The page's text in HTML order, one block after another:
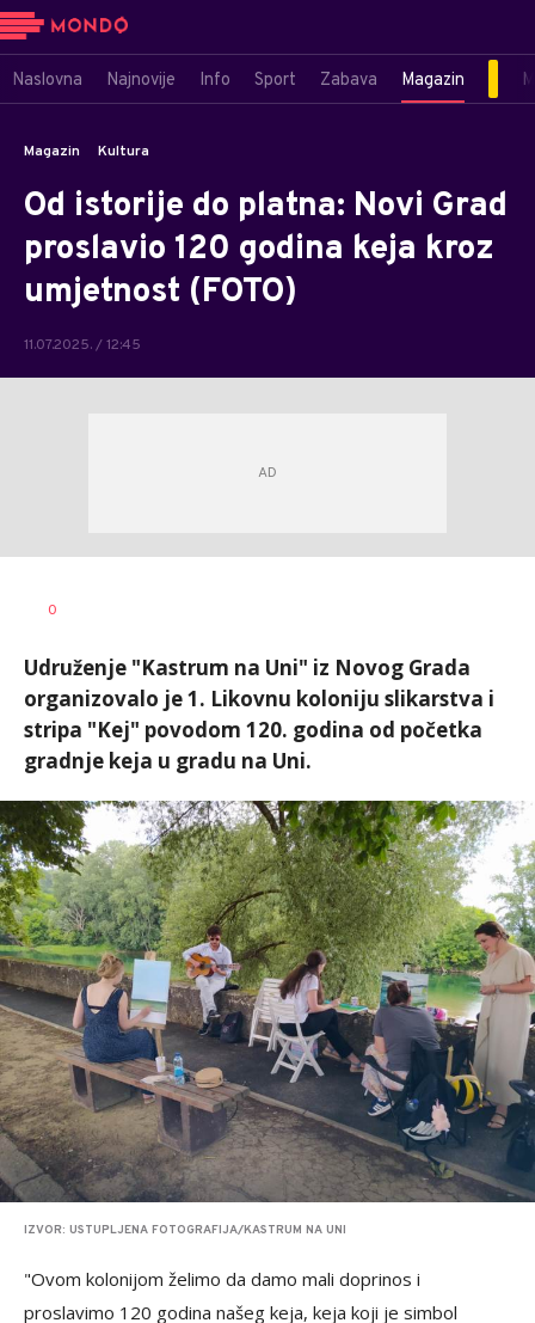
Naslovna Najnovije Info Sport Zabava Magazin
Magazin Kultura
Od istorije do platna: Novi Grad
proslavio 120 godina keja kroz
umjetnost (FOTO)
11.07.2025. / 12:45
AUTOR
0
Udruženje "Kastrum na Uni" iz Novog Grada
organizovalo je 1. Likovnu koloniju slikarstva i
stripa "Kej" povodom 120. godina od početka
gradnje keja u gradu na Uni.
IZVOR: USTUPLJENA FOTOGRAFIJA/KASTRUM NA UNI
"Ovom kolonijom želimo da damo mali doprinos i
proslavimo 120 godina našeg keja, keja koji je simbol